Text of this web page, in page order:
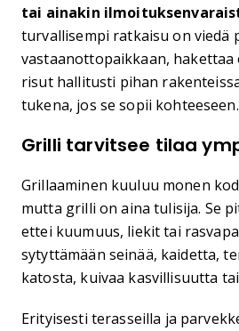
tai ainakin
turvallisempi ratkaisu on viedä
vastaanottopaikkaan, hakettaa
risut hallitusti pihan
tukena, jos se sopii kohteeseen.
Grilli tarvitsee tilaa
Grillaaminen kuuluu monen
mutta grilli on aina tulisija. Se
ettei kuumuus, liekit tai
sytyttämään seinää, kaidetta,
katosta, kuivaa kasvillisuutta
Erityisesti terasseilla ja